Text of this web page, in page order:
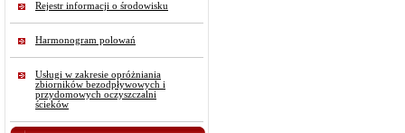
Rejestr informacji o środowisku
Harmonogram polowań
Usługi w zakresie opróżniania
zbiorników bezodpływowych i
przydomowych oczyszczalni
ścieków